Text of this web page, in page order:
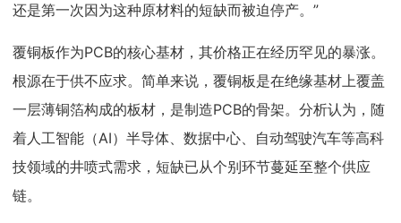
还是第一次因为这种原材料的短缺而被迫停产。”
覆铜板作为PCB的核心基材，其价格正在经历罕见的暴涨。
根源在于供不应求。简单来说，覆铜板是在绝缘基材上覆盖
一层薄铜箔构成的板材，是制造PCB的骨架。分析认为，随
着人工智能（AI）半导体、数据中心、自动驾驶汽车等高科
技领域的井喷式需求，短缺已从个别环节蔓延至整个供应
链。